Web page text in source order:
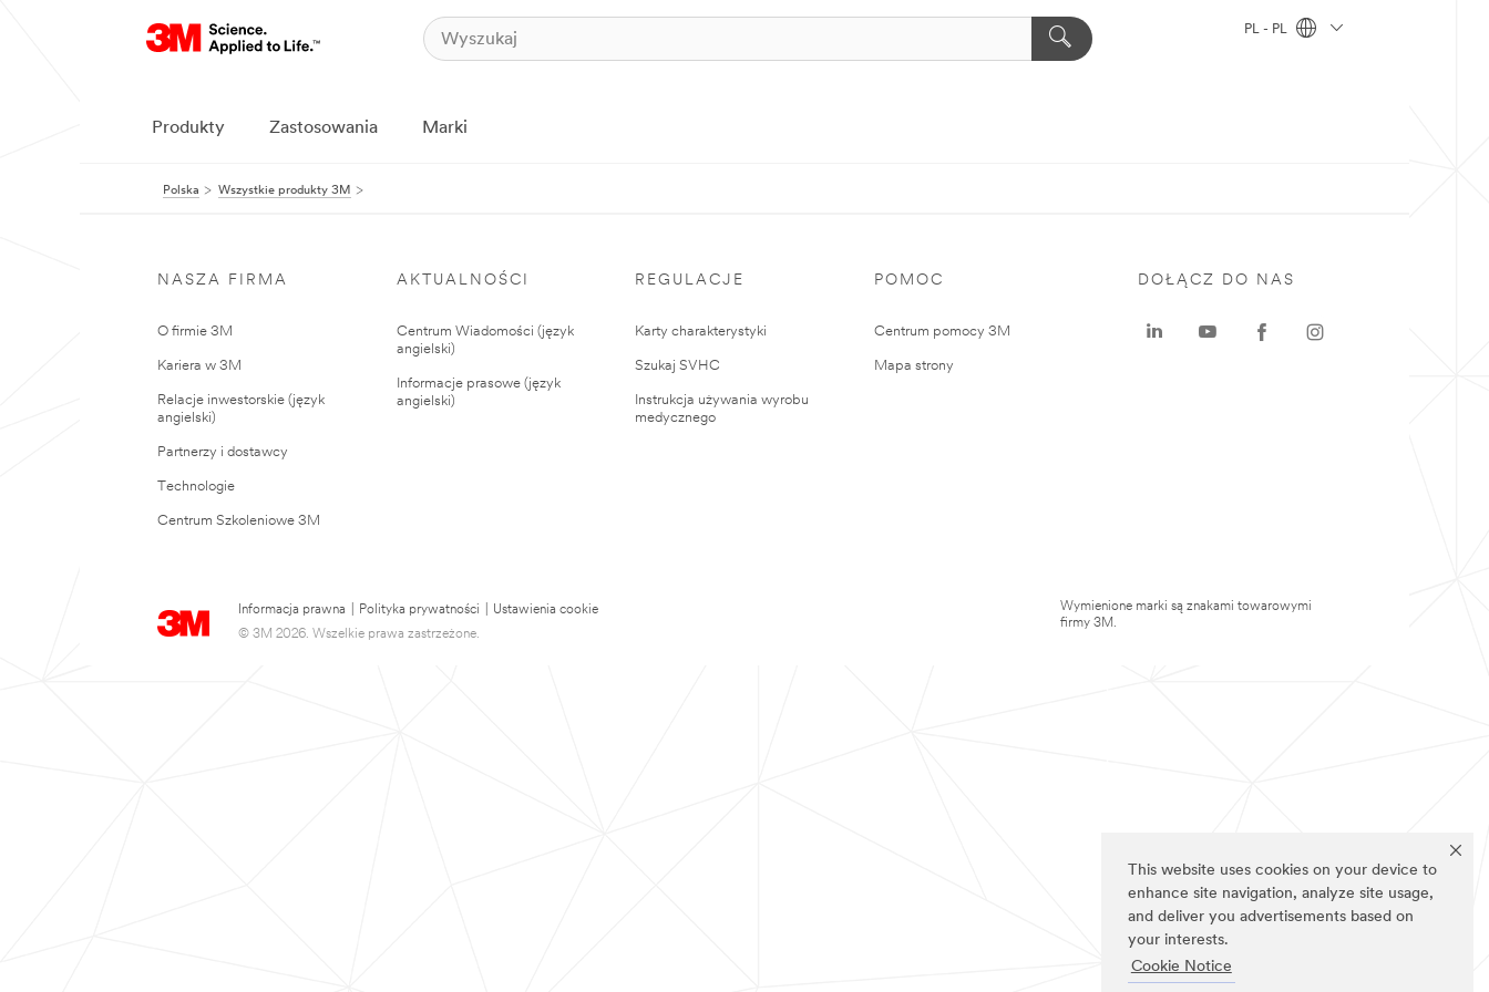
This website uses cookies on your device to
enhance site navigation, analyze site usage,
and deliver you advertisements based on
your interests.
Cookie Notice
PL - PL
Produkty Zastosowania Marki
Polska Wszystkie produkty 3M
NASZA FIRMA
O firmie 3M
Kariera w 3M
Relacje inwestorskie (język
angielski)
Partnerzy i dostawcy
Technologie
Centrum Szkoleniowe 3M
AKTUALNOŚCI
Centrum Wiadomości (język
angielski)
Informacje prasowe (język
angielski)
REGULACJE
Karty charakterystyki
Szukaj SVHC
Instrukcja używania wyrobu
medycznego
POMOC
Centrum pomocy 3M
Mapa strony
Informacja prawna Polityka prywatności
Ustawienia cookie
© 3M 2026. Wszelkie prawa zastrzeżone.
DOŁĄCZ DO NAS
Wymienione marki są znakami towarowymi
firmy 3M.